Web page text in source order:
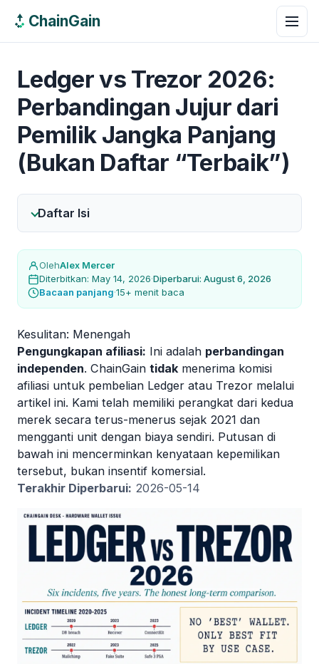
ChainGain
Ledger vs Trezor 2026:
Perbandingan Jujur dari
Pemilik Jangka Panjang
(Bukan Daftar “Terbaik”)
Daftar Isi
OlehAlex Mercer
Diterbitkan: May 14, 2026·Diperbarui: August 6, 2026
Bacaan panjang·15+ menit baca
Kesulitan: Menengah
Pengungkapan afiliasi: Ini adalah perbandingan
independen. ChainGain tidakmenerima komisi
afiliasi untuk pembelian Ledger atau Trezor melalui
artikel ini. Kami telah memiliki perangkat dari kedua
merek secara terus-menerus sejak 2021 dan
mengganti unit dengan biaya sendiri. Putusan di
bawah ini mencerminkan kenyataan kepemilikan
tersebut, bukan insentif komersial.
Terakhir Diperbarui: 2026-05-14